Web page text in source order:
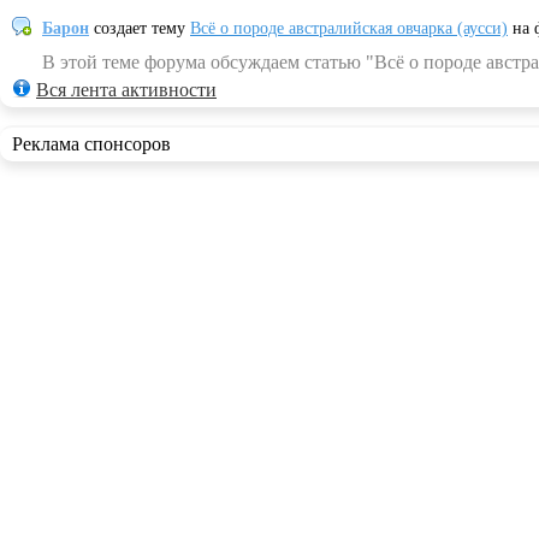
Барон создает тему Всё о породе австралийская овчарка (аусси) на
В этой теме форума обсуждаем статью "Всё о породе
Вся лента активности
Реклама спонсоров